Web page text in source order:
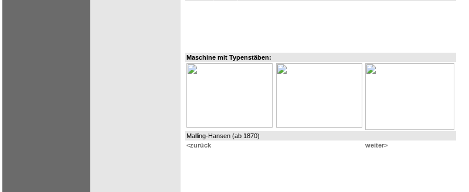
Maschine mit Typenstäben:
Malling-Hansen (ab 1870)
<zurück
weiter>